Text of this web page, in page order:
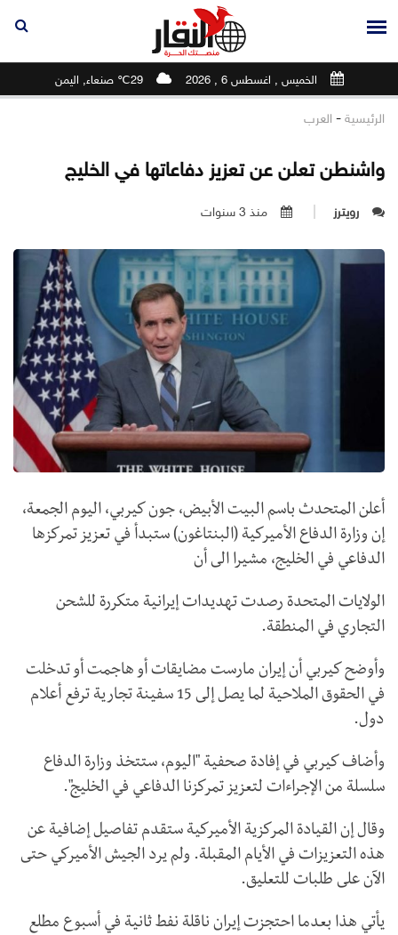
الخميس , اغسطس 6 , 2026 29℃ صنعاء, اليمن
الرئيسية - العرب
واشنطن تعلن عن تعزيز دفاعاتها في الخليج
رويترز منذ 3 سنوات
أعلن المتحدث باسم البيت الأبيض، جون كيربي، اليوم الجمعة،
إن وزارة الدفاع الأميركية (البنتاغون) ستبدأ في تعزيز تمركزها
الدفاعي في الخليج، مشيرا الى أن
الولايات المتحدة رصدت تهديدات إيرانية متكررة للشحن
التجاري في المنطقة.
وأوضح كيربي أن إيران مارست مضايقات أو هاجمت أو تدخلت
في الحقوق الملاحية لما يصل إلى 15 سفينة تجارية ترفع أعلام
دول.
وأضاف كيربي في إفادة صحفية "اليوم، ستتخذ وزارة الدفاع
سلسلة من الإجراءات لتعزيز تمركزنا الدفاعي في الخليج".
وقال إن القيادة المركزية الأميركية ستقدم تفاصيل إضافية عن
هذه التعزيزات في الأيام المقبلة. ولم يرد الجيش الأميركي حتى
الآن على طلبات للتعليق.
يأتي هذا بعدما احتجزت إيران ناقلة نفط ثانية في أسبوع مطلع